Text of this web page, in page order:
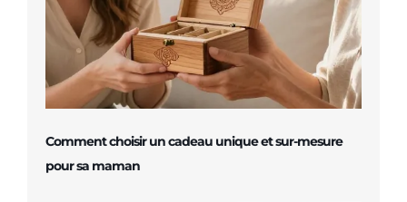
Comment choisir un cadeau unique et sur-mesure
pour sa maman